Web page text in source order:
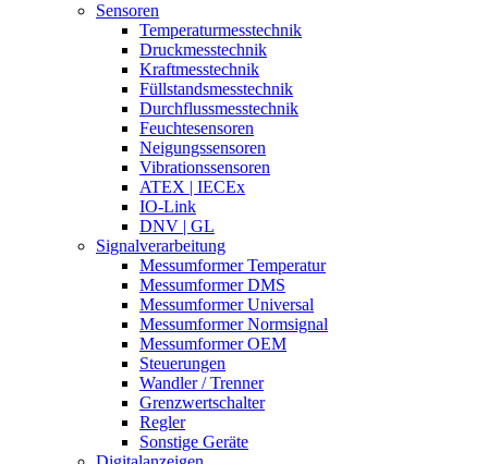
Sensoren
Temperaturmesstechnik
Druckmesstechnik
Kraftmesstechnik
Füllstandsmesstechnik
Durchflussmesstechnik
Feuchtesensoren
Neigungssensoren
Vibrationssensoren
ATEX | IECEx
IO-Link
DNV | GL
Signalverarbeitung
Messumformer Temperatur
Messumformer DMS
Messumformer Universal
Messumformer Normsignal
Messumformer OEM
Steuerungen
Wandler / Trenner
Grenzwertschalter
Regler
Sonstige Geräte